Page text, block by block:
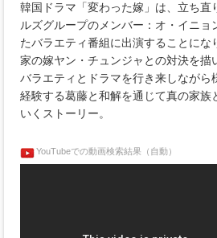
韓国ドラマ「変わった嫁」は、立ち直
ルズグループのメンバー：オ・イニョ
たバラエティ番組に出演することにな
家の嫁ヤン・チュンジャとの対決を描
バラエティとドラマを行き来しながら
経験する葛藤と和解を通じて真の家族
いくストーリー。
YouTubeでの動画検索結果（自動）